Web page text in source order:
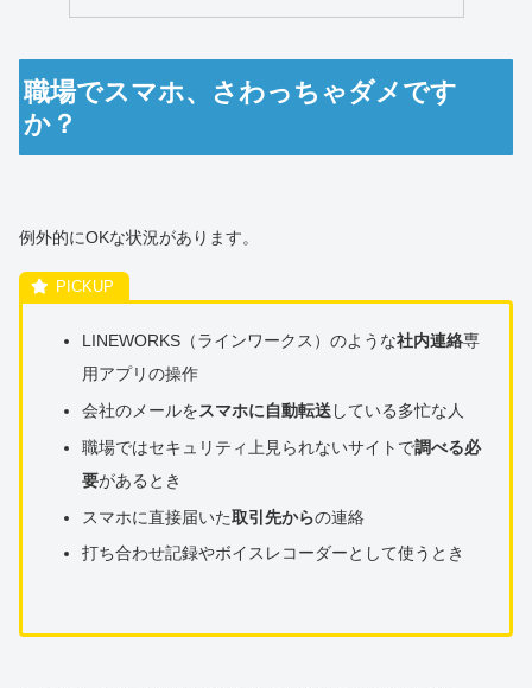
職場でスマホ、さわっちゃダメです
か？
例外的にOKな状況があります。
LINEWORKS（ラインワークス）のような社内連絡専
用アプリの操作
会社のメールをスマホに自動転送している多忙な人
職場ではセキュリティ上見られないサイトで調べる必
要があるとき
スマホに直接届いた取引先からの連絡
打ち合わせ記録やボイスレコーダーとして使うとき